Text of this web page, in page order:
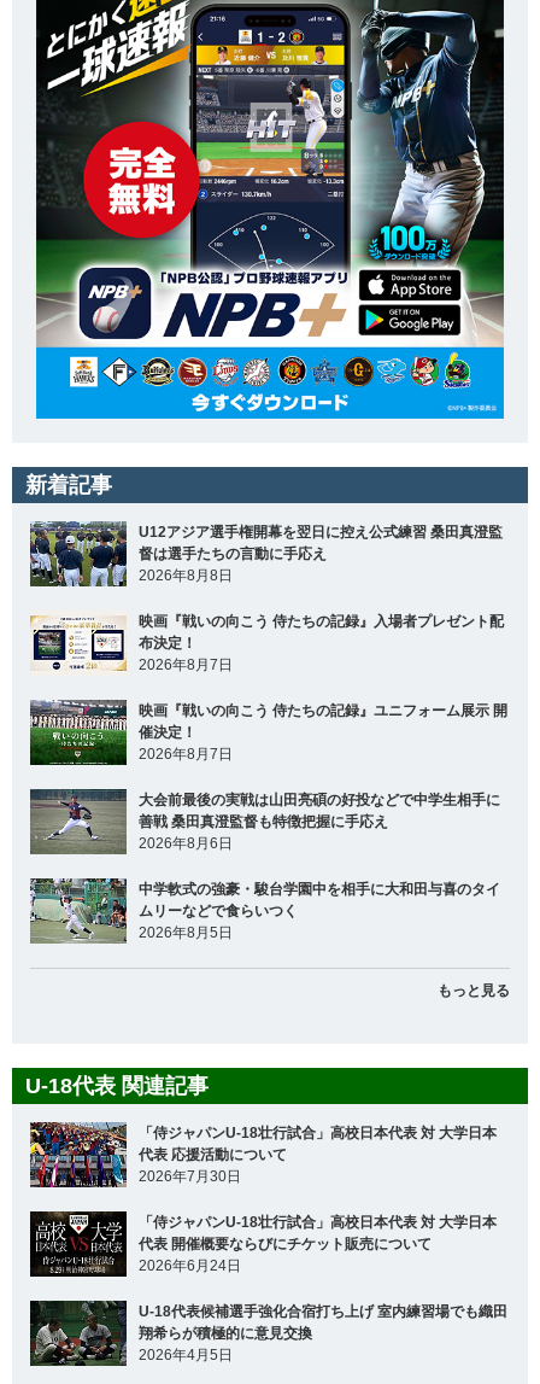
新着記事
U12アジア選手権開幕を翌日に控え公式練習 桑田真澄監
督は選手たちの言動に手応え
2026年8月8日
映画『戦いの向こう 侍たちの記録』入場者プレゼント配
布決定！
2026年8月7日
映画『戦いの向こう 侍たちの記録』ユニフォーム展示 開
催決定！
2026年8月7日
大会前最後の実戦は山田亮碩の好投などで中学生相手に
善戦 桑田真澄監督も特徴把握に手応え
2026年8月6日
中学軟式の強豪・駿台学園中を相手に大和田与喜のタイ
ムリーなどで食らいつく
2026年8月5日
もっと見る
U-18代表 関連記事
「侍ジャパンU-18壮行試合」高校日本代表 対 大学日本
代表 応援活動について
2026年7月30日
「侍ジャパンU-18壮行試合」高校日本代表 対 大学日本
代表 開催概要ならびにチケット販売について
2026年6月24日
U-18代表候補選手強化合宿打ち上げ 室内練習場でも織田
翔希らが積極的に意見交換
2026年4月5日